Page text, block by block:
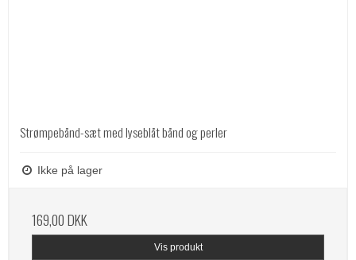
Strømpebånd-sæt med lyseblåt bånd og perler
Ikke på lager
169,00 DKK
Vis produkt